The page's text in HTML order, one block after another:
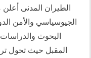
الطيران المدنى
البحوث
المقبل حيث تحول